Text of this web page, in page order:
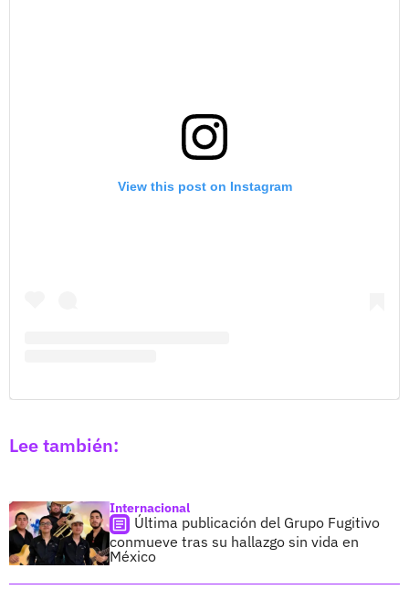
View this post on Instagram
Lee también:
Internacional
Última publicación del Grupo Fugitivo
conmueve tras su hallazgo sin vida en
México